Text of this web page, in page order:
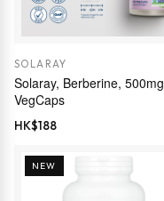
SOLARAY
Solaray, Berberine,
VegCaps
HK$188
NEW